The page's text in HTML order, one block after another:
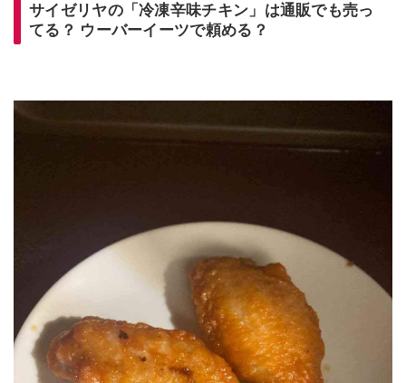
サイゼリヤの「冷凍辛味チキン」は通販でも売っ
てる？ ウーバーイーツで頼める？